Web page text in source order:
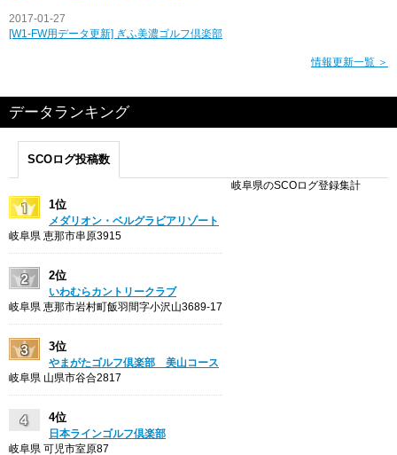
2017-01-27
[W1-FW用データ更新] ぎふ美濃ゴルフ倶楽部
情報更新一覧 ＞
データランキング
SCOログ投稿数
岐阜県のSCOログ登録集計
1位
メダリオン・ベルグラビアリゾート
岐阜県 恵那市串原3915
2位
いわむらカントリークラブ
岐阜県 恵那市岩村町飯羽間字小沢山3689-17
3位
やまがたゴルフ倶楽部 美山コース
岐阜県 山県市谷合2817
4位
日本ラインゴルフ倶楽部
岐阜県 可児市室原87